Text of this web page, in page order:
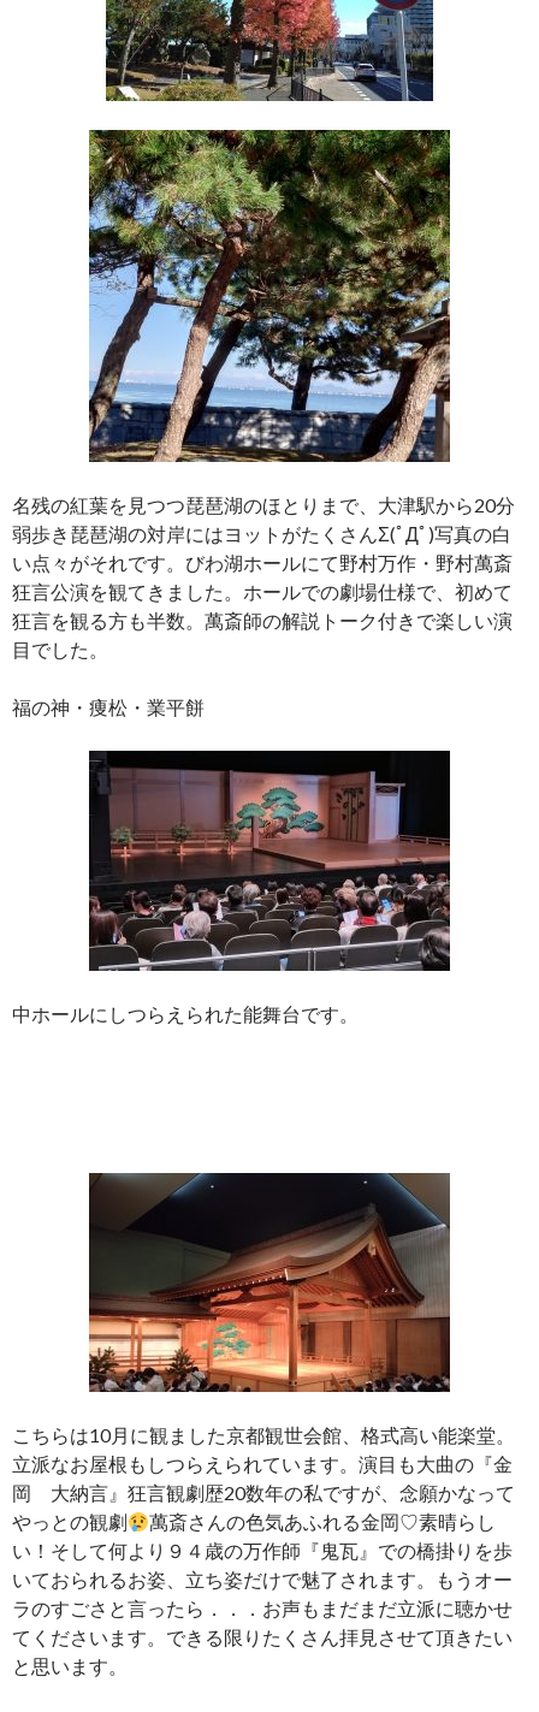
名残の紅葉を見つつ琵琶湖のほとりまで、大津駅から20分
弱歩き琵琶湖の対岸にはヨットがたくさんΣ(ﾟДﾟ)写真の白
い点々がそれです。びわ湖ホールにて野村万作・野村萬斎
狂言公演を観てきました。ホールでの劇場仕様で、初めて
狂言を観る方も半数。萬斎師の解説トーク付きで楽しい演
目でした。
福の神・痩松・業平餅
中ホールにしつらえられた能舞台です。
こちらは10月に観ました京都観世会館、格式高い能楽堂。
立派なお屋根もしつらえられています。演目も大曲の『金
岡 大納言』狂言観劇歴20数年の私ですが、念願かなって
やっとの観劇
萬斎さんの色気あふれる金岡♡素晴らし
い！そして何より９４歳の万作師『鬼瓦』での橋掛りを歩
いておられるお姿、立ち姿だけで魅了されます。もうオー
ラのすごさと言ったら．．．お声もまだまだ立派に聴かせ
てくださいます。できる限りたくさん拝見させて頂きたい
と思います。